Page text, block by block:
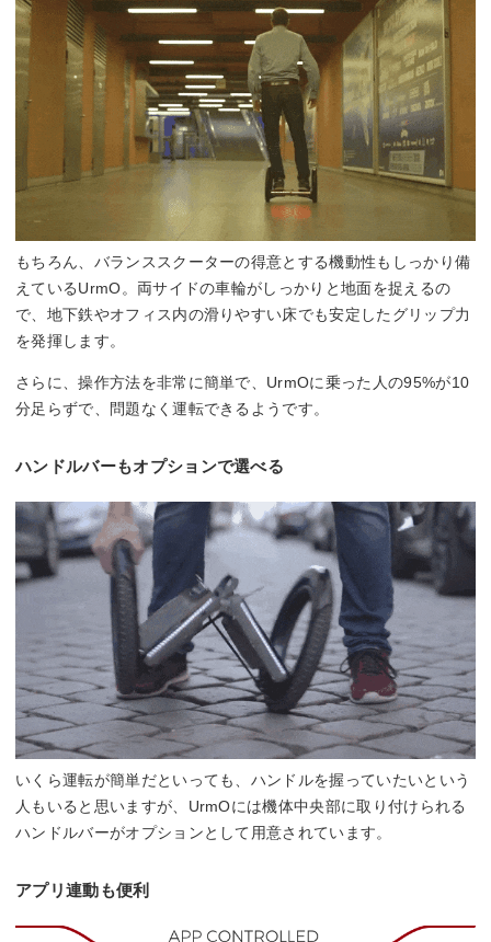
もちろん、バランススクーターの得意とする機動性もしっかり備
えているUrmO。両サイドの車輪がしっかりと地面を捉えるの
で、地下鉄やオフィス内の滑りやすい床でも安定したグリップ力
を発揮します。
さらに、操作方法を非常に簡単で、UrmOに乗った人の95%が10
分足らずで、問題なく運転できるようです。
ハンドルバーもオプションで選べる
いくら運転が簡単だといっても、ハンドルを握っていたいという
人もいると思いますが、UrmOには機体中央部に取り付けられる
ハンドルバーがオプションとして用意されています。
アプリ連動も便利